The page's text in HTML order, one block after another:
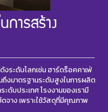
นการสร้าง
ระดับโลกเช่น ฮาร์ดร็อคคาเฟ่
ถึงมาตรฐานระดับสูงในการผลิต
ดับประเทศ โรงงานของเรามี
จาง เพราะใช้วัสดุที่มีคุณภาพ